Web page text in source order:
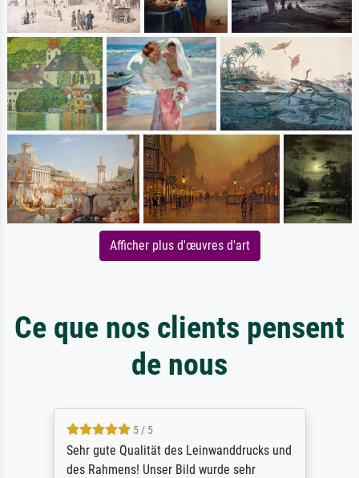
Afficher plus d'œuvres d'art
Ce que nos clients pensent
de nous
5 / 5
Sehr gute Qualität des Leinwanddrucks und
des Rahmens! Unser Bild wurde sehr